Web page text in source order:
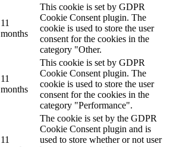
11
months
This cookie is set by GDPR
Cookie Consent plugin. The
cookie is used to store the user
consent for the cookies in the
category "Other.
11
months
This cookie is set by GDPR
Cookie Consent plugin. The
cookie is used to store the user
consent for the cookies in the
category "Performance".
11
The cookie is set by the GDPR
Cookie Consent plugin and is
used to store whether or not user